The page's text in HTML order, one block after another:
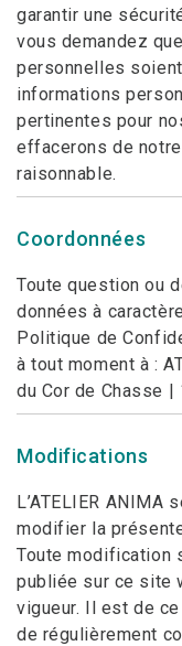
garantir une
vous demandez
personnelles
informations
pertinentes pour
effacerons de
raisonnable.
Coordonnées
Toute question ou
données à
Politique de
à tout moment à :
du Cor de Chasse |
Modifications
L’ATELIER ANIMA
modifier la
Toute modification
publiée sur ce site
vigueur. Il est de
de régulièrement